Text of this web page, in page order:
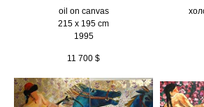
oil on canvas
215 x 195 cm
1995
11 700 $